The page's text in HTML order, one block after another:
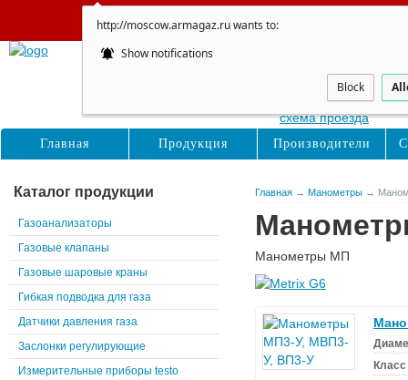
http://moscow.armagaz.ru wants to:
Show notifications
Block
Сайт не
Главная → Манометры →
Манометры МП
Каталог продукции
Газоанализаторы
Газовые клапаны
Газовые шаровые краны
Гибкая подводка для газа
Датчики давления газа
Заслонки регулирующие
Измерительные приборы testo
Восточная, д. 16с1
схема проезда
Главная Продукция Производители